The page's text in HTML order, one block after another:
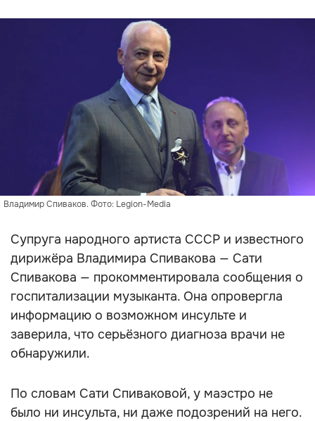
Владимир Спиваков. Фото: Legion-Media
Супруга народного артиста СССР и известного
дирижёра Владимира Спивакова — Сати
Спивакова — прокомментировала сообщения о
госпитализации музыканта. Она опровергла
информацию о возможном инсульте и
заверила, что серьёзного диагноза врачи не
обнаружили.
По словам Сати Спиваковой, у маэстро не
было ни инсульта, ни даже подозрений на него.